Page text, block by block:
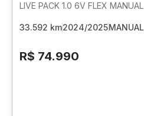
LIVE PACK 1.0 6V FLEX MANUAL
33.592 km2024/2025MANUAL
R$ 74.990